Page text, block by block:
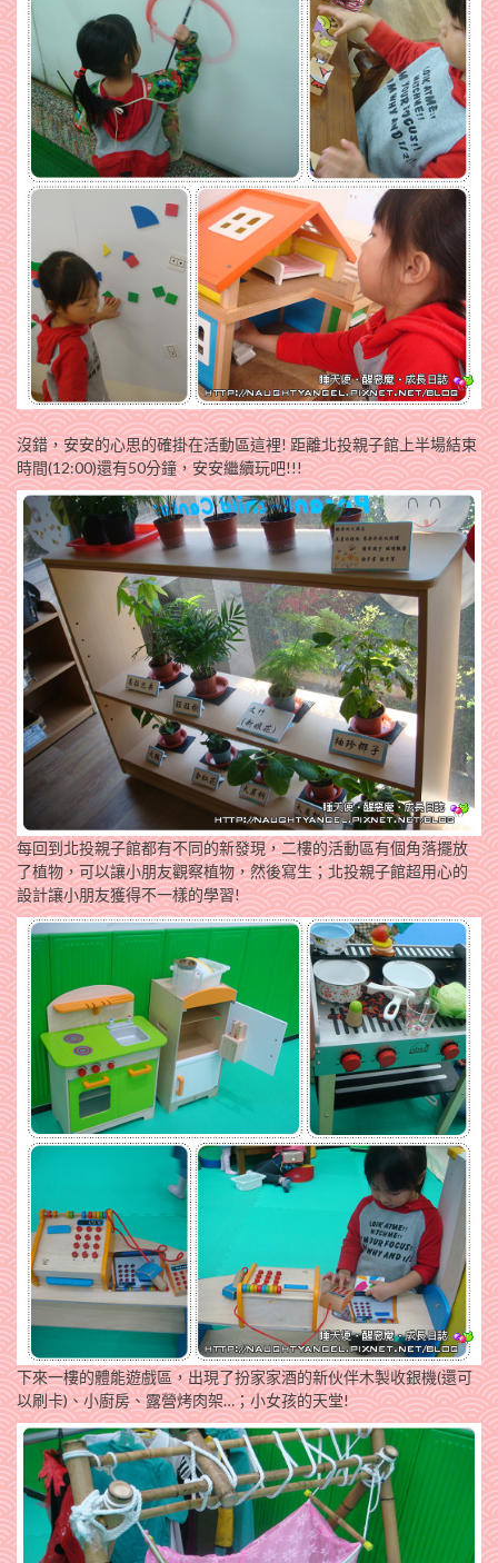
沒錯，安安的心思的確掛在活動區這裡! 距離北投親子館上半場結束
時間(12:00)還有50分鐘，安安繼續玩吧!!!
每回到北投親子館都有不同的新發現，二樓的活動區有個角落擺放
了植物，可以讓小朋友觀察植物，然後寫生；北投親子館超用心的
設計讓小朋友獲得不一樣的學習!
下來一樓的體能遊戲區，出現了扮家家酒的新伙伴木製收銀機(還可
以刷卡)、小廚房、露營烤肉架…；小女孩的天堂!